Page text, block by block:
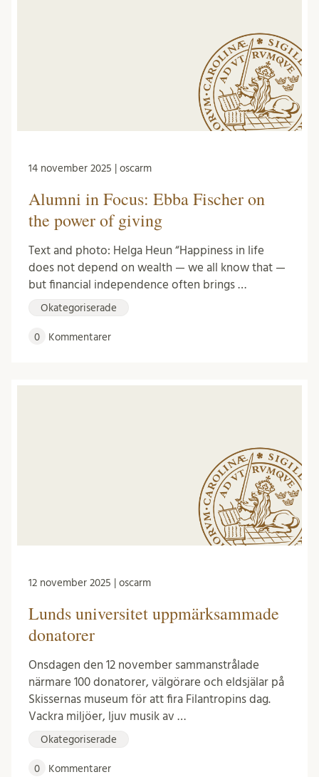
14 november 2025 | oscarm
Alumni in Focus: Ebba Fischer on
the power of giving
Text and photo: Helga Heun “Happiness in life
does not depend on wealth — we all know that —
but financial independence often brings …
Okategoriserade
0 Kommentarer
12 november 2025 | oscarm
Lunds universitet uppmärksammade
donatorer
Onsdagen den 12 november sammanstrålade
närmare 100 donatorer, välgörare och eldsjälar på
Skissernas museum för att fira Filantropins dag.
Vackra miljöer, ljuv musik av …
Okategoriserade
0 Kommentarer